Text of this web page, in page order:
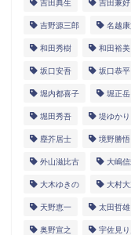
吉田典生 吉田兼好
吉野源三郎 名越
和田秀樹 和田裕美
坂口安吾 坂口恭平
堀内都喜子 堀正岳
堀田秀吾 堤ゆかり
塵芥居士 境野勝悟
外山滋比古 大嶋
大木ゆきの 大村
天野恵一 太田哲雄
奥野宣之 宇佐見り